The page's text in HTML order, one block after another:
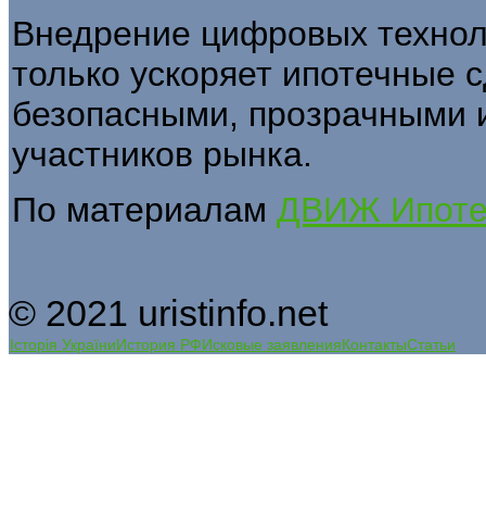
Внедрение цифровых
только ускоряет ипотечные
безопасными,
участников рынка.
По материалам ДВИЖ
© 2021 uristinfo.net
Історія УкраїниИстория РФИсковые заявленияКонтактыСтатьи